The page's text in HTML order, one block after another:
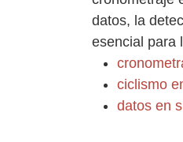
datos, la
esencial para
ciclismo
datos en